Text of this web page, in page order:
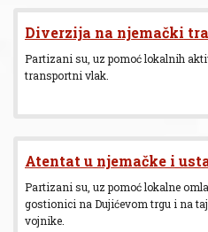
Diverzija na njemački
Partizani su, uz pomoć lokalnih
transportni vlak.
Atentat u njemačke i
Partizani su, uz pomoć lokalne
gostionici na Dujićevom trgu i na
vojnike.